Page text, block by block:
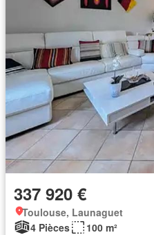
337 920 €
Toulouse, Launaguet
4 Pièces
100 m²